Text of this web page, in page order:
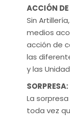
ACCIÓN
Sin
medios
acción de
las
y las
SORPRESA:
La
toda vez